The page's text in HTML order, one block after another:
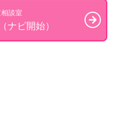
談室
ナビ開始）